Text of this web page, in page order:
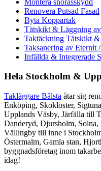
Renovera Putsad Fasad
Byta Koppartak
Tätskikt & Läggning
Taktäckning Tätskikt
Taksanering av Eternit
Infällda & Integrerade
Hela Stockholm &
Takläggare Bålsta åtar sig
Enköping, Skokloster,
Upplands Väsby, Järfälla till
Danderyd, Djursholm, Solna,
Vällingby till inne i
Östermalm, Gamla stan,
byggnadsföretag inom
idag!